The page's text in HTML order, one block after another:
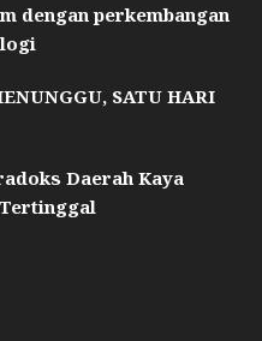
dengan perkembangan
SATU HARI
Daerah Kaya